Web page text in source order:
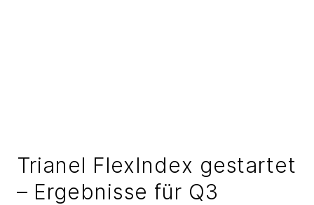
Trianel FlexIndex gestartet
– Ergebnisse für Q3